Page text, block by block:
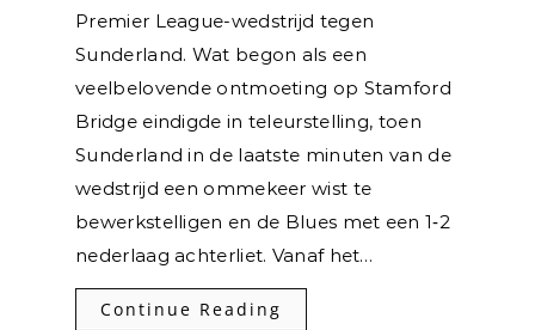
Premier League-wedstrijd tegen
Sunderland. Wat begon als een
veelbelovende ontmoeting op Stamford
Bridge eindigde in teleurstelling, toen
Sunderland in de laatste minuten van de
wedstrijd een ommekeer wist te
bewerkstelligen en de Blues met een 1‑2
nederlaag achterliet. Vanaf het…
Continue Reading